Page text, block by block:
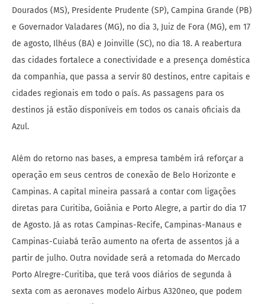
Dourados (MS), Presidente Prudente (SP), Campina Grande (PB)
e Governador Valadares (MG), no dia 3, Juiz de Fora (MG), em 17
de agosto, Ilhéus (BA) e Joinville (SC), no dia 18. A reabertura
das cidades fortalece a conectividade e a presença doméstica
da companhia, que passa a servir 80 destinos, entre capitais e
cidades regionais em todo o país. As passagens para os
destinos já estão disponíveis em todos os canais oficiais da
Azul.
Além do retorno nas bases, a empresa também irá reforçar a
operação em seus centros de conexão de Belo Horizonte e
Campinas. A capital mineira passará a contar com ligações
diretas para Curitiba, Goiânia e Porto Alegre, a partir do dia 17
de Agosto. Já as rotas Campinas-Recife, Campinas-Manaus e
Campinas-Cuiabá terão aumento na oferta de assentos já a
partir de julho. Outra novidade será a retomada do Mercado
Porto Alregre-Curitiba, que terá voos diários de segunda à
sexta com as aeronaves modelo Airbus A320neo, que podem